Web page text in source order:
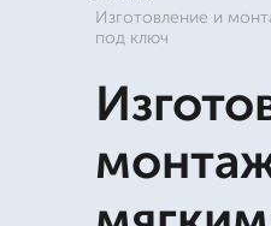
Изготовление и
под ключ